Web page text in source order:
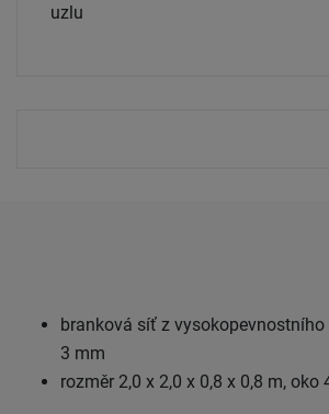
uzlu
branková síť z
3 mm
rozměr 2,0 x 2,0 x 0,8 x 0,8 m, oko